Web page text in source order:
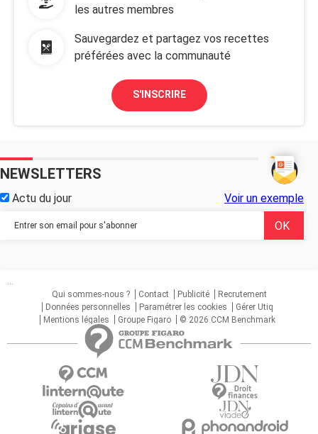
les autres membres
Sauvegardez et partagez vos recettes
préférées avec la communauté
S'INSCRIRE
NEWSLETTERS
Actu du jour Voir un exemple
...
Qui sommes-nous ?
Contact Publicité
Recrutement
Données personnelles
Paramétrer les cookies
Gérer Utiq
Mentions légales
Groupe Figaro © 2026 CCM Benchmark